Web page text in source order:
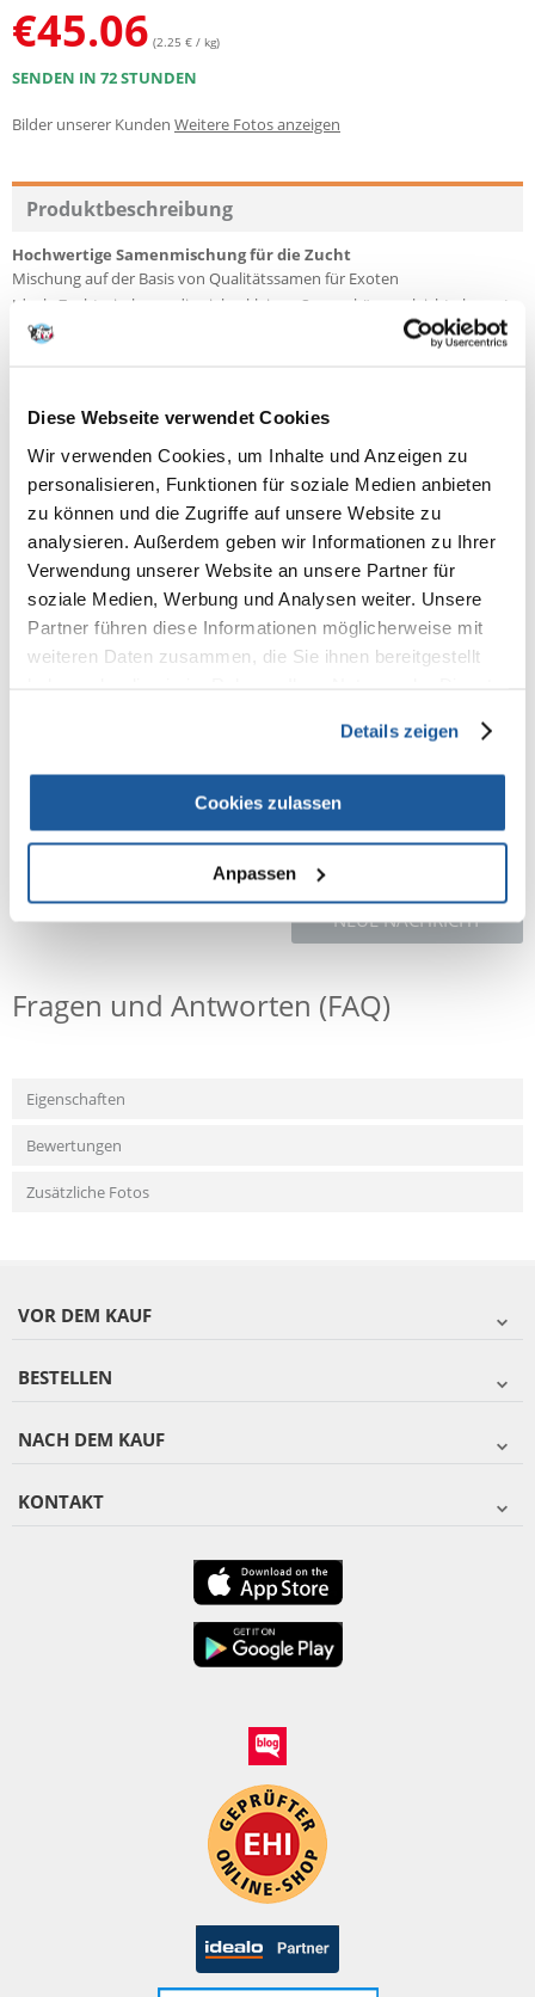
Diese Webseite verwendet Cookies
Wir verwenden Cookies, um Inhalte und Anzeigen zu
personalisieren, Funktionen für soziale Medien anbieten
zu können und die Zugriffe auf unsere Website zu
analysieren. Außerdem geben wir Informationen zu Ihrer
Verwendung unserer Website an unsere Partner für
soziale Medien, Werbung und Analysen weiter. Unsere
Partner führen diese Informationen möglicherweise mit
weiteren Daten zusammen, die Sie ihnen bereitgestellt
Details zeigen
Cookies zulassen
Anpassen
€45.06 (2.25 € / kg)
SENDEN IN 72 STUNDEN
Bilder unserer Kunden Weitere Fotos anzeigen
Produktbeschreibung
Hochwertige Samenmischung für die Zucht
Mischung auf der Basis von Qualitätssamen für Exoten
Ideale Zuchtmischung; die vielen kleinen Samen können leicht abgeast
werden
ZUSAMMENSETZUNG
Senegalhirse 36%, Platahirse 28%, Kanariensamen 16%, Japanhirse 10%,
Silberhirse 4%, Nigersamen 4%, rote Mohairhirse 2%
ANALYTISCHE BESTANDTEILE
Protein 12,50%, Fettgehalt 6,00%, Rohfaser 6,50%, Rohasche 3,50%,
Calcium 0,06%, Phosphor 0,40%, Lysin 0,26%, Methionin 0,30%,
Threonin 0,37%
ANWENDUNG
Ergänzung von Eifutter, Vitaminen und/oder Mineralstoffen bekommen
(z.B. Orlux Gold Patee Exoten, Oropharma Omni-Vit oder Orlux Clay Bloc
NEUE NACHRICHT
Fragen und Antworten (FAQ)
Eigenschaften
Bewertungen
Zusätzliche Fotos
VOR DEM KAUF
BESTELLEN
NACH DEM KAUF
KONTAKT